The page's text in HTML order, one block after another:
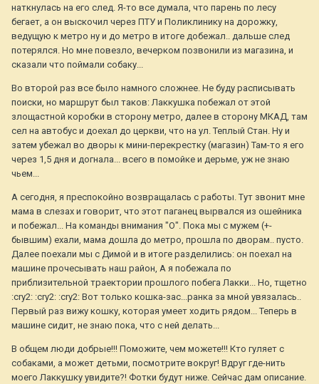
наткнулась на его след. Я-то все думала, что парень по лесу
бегает, а он выскочил через ПТУ и Поликлинику на дорожку,
ведущую к метро ну и до метро в итоге добежал.. дальше след
потерялся. Но мне повезло, вечерком позвонили из магазина, и
сказали что поймали собаку...
Во второй раз все было намного сложнее. Не буду расписывать
поиски, но маршрут был таков: Лаккушка побежал от этой
злощастной коробки в сторону метро, далее в сторону МКАД, там
сел на автобус и доехал до церкви, что на ул. Теплый Стан. Ну и
затем убежал во дворы к мини-перекрестку (магазин) Там-то я его
через 1,5 дня и догнала... всего в помойке и дерьме, уж не знаю
чьем...
А сегодня, я преспокойно возвращалась с работы. Тут звонит мне
мама в слезах и говорит, что этот паганец вырвался из ошейника
и побежал... На команды внимания "О". Пока мы с мужем (+-
бывшим) ехали, мама дошла до метро, прошла по дворам.. пусто.
Далее поехали мы с Димой и в итоге разделились: он поехал на
машине прочесывать наш район, А я побежала по
приблизительной траектории прошлого побега Лакки... Но, тщетно
:cry2: :cry2: :cry2: Вот только кошка-зас...ранка за мной увязалась..
Первый раз вижу кошку, которая умеет ходить рядом... Теперь в
машине сидит, не знаю пока, что с ней делать...
В общем люди добрые!!! Поможите, чем можете!!! Кто гуляет с
собаками, а может детьми, посмотрите вокруг! Вдруг где-нить
моего Лаккушку увидите?! Фотки будут ниже. Сейчас дам описание.